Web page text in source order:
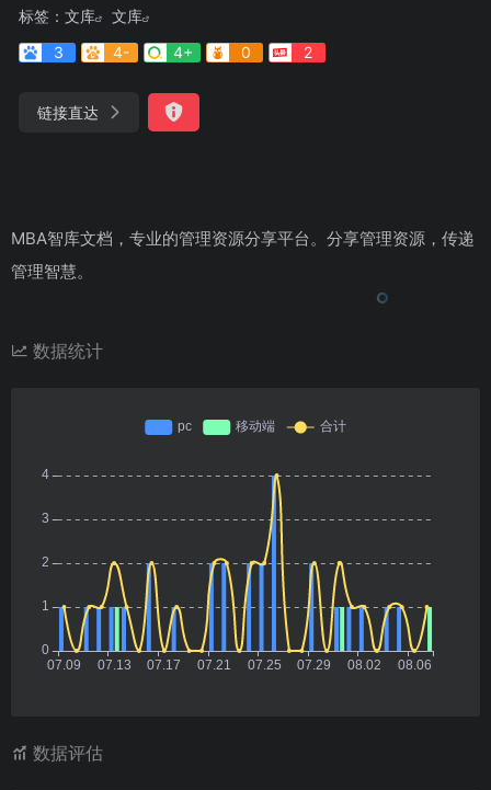
标签： 文库
文库
3
4- 4+ 0 2
链接直达
MBA智库文档，专业的管理资源分享平台。分享管理资源，传递
管理智慧。
数据统计
数据评估